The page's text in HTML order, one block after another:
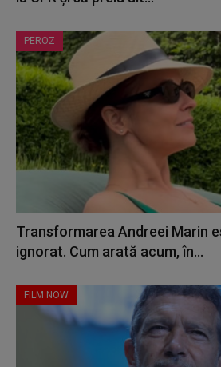
PEROZ
Transformarea Andreei Marin
ignorat. Cum arată acum, în...
FILM NOW